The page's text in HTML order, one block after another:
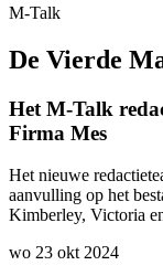
M-Talk
De Vierde
Het M-Talk
Firma Mes
Het nieuwe
aanvulling op het
Kimberley, Victoria
wo 23 okt 2024